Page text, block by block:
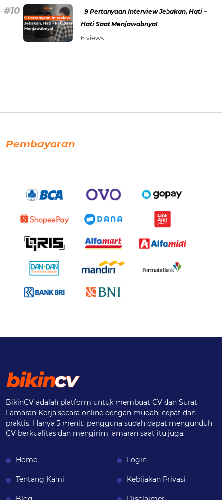
9 Pertanyaan Interview Jebakan, Hati –
Hati Saat Menjawabnya!
6 views
Pembayaran
BikinCV adalah platform untuk membuat CV dan Surat
Lamaran Kerja secara online dengan mudah, cepat dan
praktis. Hanya 5 menit, pengguna sudah dapat mengunduh
CV berkualitas dan mengirim lamaran saat itu juga.
Home
Tentang Kami
Login
Kebijakan Privasi